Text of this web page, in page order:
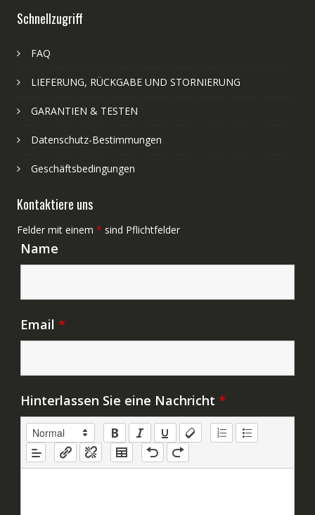
Schnellzugriff
FAQ
LIEFERUNG, RÜCKGABE UND STORNIERUNG
GARANTIEN & TESTEN
Datenschutz-Bestimmungen
Geschäftsbedingungen
Kontaktiere uns
Felder mit einem * sind Pflichtfelder
Name
Email *
Hinterlassen Sie eine Nachricht *